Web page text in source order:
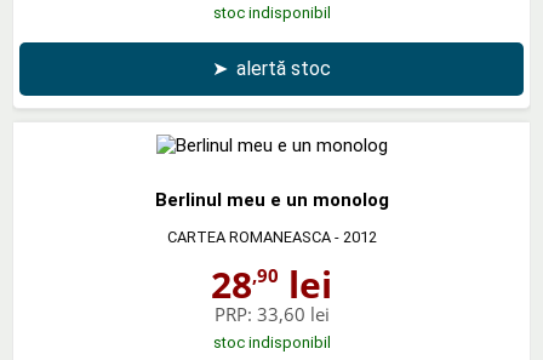
stoc indisponibil
➤ alertă stoc
Berlinul meu e un monolog
CARTEA ROMANEASCA- 2012
28,90 lei
PRP: 33,60 lei
stoc indisponibil